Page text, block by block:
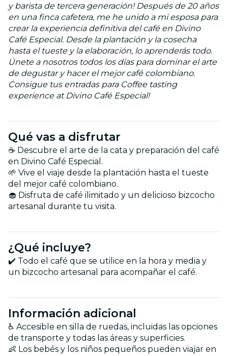
y barista de tercera generación! Después de 20 años
en una finca cafetera, me he unido a mi esposa para
crear la experiencia definitiva del café en Divino
Café Especial. Desde la plantación y la cosecha
hasta el tueste y la elaboración, lo aprenderás todo.
Únete a nosotros todos los días para dominar el arte
de degustar y hacer el mejor café colombiano.
Consigue tus entradas para Coffee tasting
experience at Divino Café Especial!
Qué vas a disfrutar
☕ Descubre el arte de la cata y preparación del café
en Divino Café Especial.
🌱 Vive el viaje desde la plantación hasta el tueste
del mejor café colombiano.
🧁 Disfruta de café ilimitado y un delicioso bizcocho
artesanal durante tu visita.
¿Qué incluye?
✔️ Todo el café que se utilice en la hora y media y
un bizcocho artesanal para acompañar el café.
Información adicional
♿ Accesible en silla de ruedas, incluidas las opciones
de transporte y todas las áreas y superficies.
👶 Los bebés y los niños pequeños pueden viajar en